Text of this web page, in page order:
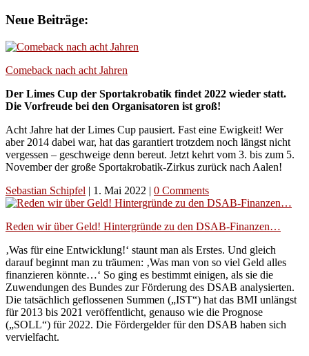
Neue Beiträge:
Comeback nach acht Jahren
Der Limes Cup der Sportakrobatik findet 2022 wieder statt.
Die Vorfreude bei den Organisatoren ist groß!
Acht Jahre hat der Limes Cup pausiert. Fast eine Ewigkeit! Wer
aber 2014 dabei war, hat das garantiert trotzdem noch längst nicht
vergessen – geschweige denn bereut. Jetzt kehrt vom 3. bis zum 5.
November der große Sportakrobatik-Zirkus zurück nach Aalen!
Sebastian Schipfel | 1. Mai 2022 | 0 Comments
Reden wir über Geld! Hintergründe zu den DSAB-Finanzen…
‚Was für eine Entwicklung!‘ staunt man als Erstes. Und gleich
darauf beginnt man zu träumen: ‚Was man von so viel Geld alles
finanzieren könnte…‘ So ging es bestimmt einigen, als sie die
Zuwendungen des Bundes zur Förderung des DSAB analysierten.
Die tatsächlich geflossenen Summen („IST“) hat das BMI unlängst
für 2013 bis 2021 veröffentlicht, genauso wie die Prognose
(„SOLL“) für 2022. Die Fördergelder für den DSAB haben sich
vervielfacht.